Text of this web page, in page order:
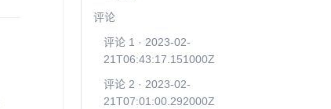
评论
评论 1 · 2023-02-
21T06:43:17.151000Z
评论 2 · 2023-02-
21T07:01:00.292000Z